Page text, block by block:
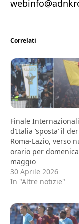
Correlati
Finale Internazionali
d’Italia ‘sposta’ il
Roma-Lazio, verso
orario per
maggio
30 Aprile 2026
In "Altre notizie"